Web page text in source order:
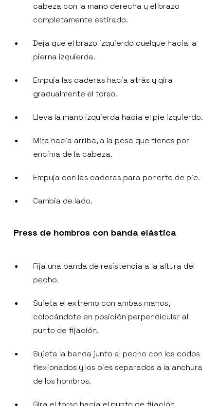
cabeza con la mano derecha y el brazo
completamente estirado.
Deja que el brazo izquierdo cuelgue hacia la
pierna izquierda.
Empuja las caderas hacia atrás y gira
gradualmente el torso.
Lleva la mano izquierda hacia el pie izquierdo.
Mira hacia arriba, a la pesa que tienes por
encima de la cabeza.
Empuja con las caderas para ponerte de pie.
Cambia de lado.
Press de hombros con banda elástica
Fija una banda de resistencia a la altura del
pecho.
Sujeta el extremo con ambas manos,
colocándote en posición perpendicular al
punto de fijación.
Sujeta la banda junto al pecho con los codos
flexionados y los pies separados a la anchura
de los hombros.